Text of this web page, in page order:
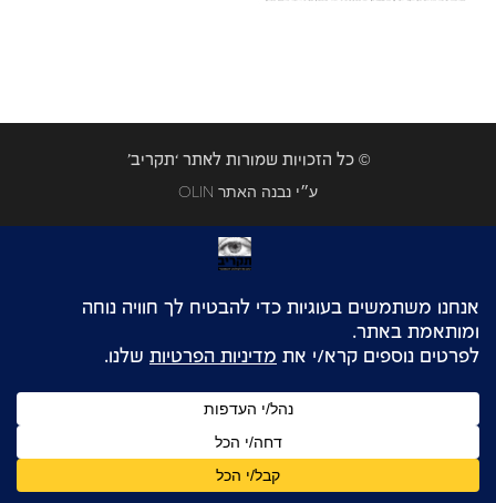
© כל הזכויות שמורות לאתר ‘תקריב’
OLIN ע״י נבנה האתר
HE